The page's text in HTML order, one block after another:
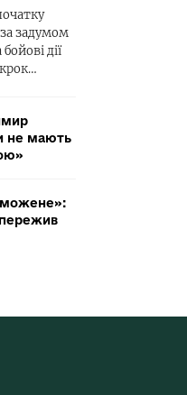
задумом
дії
не мають
пережив